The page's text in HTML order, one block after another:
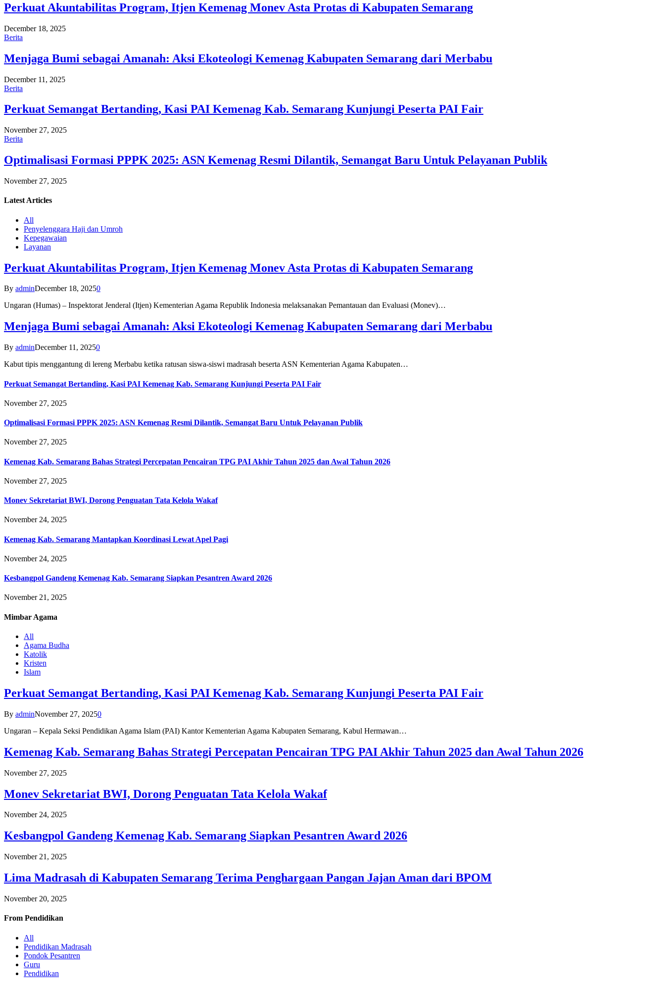
Perkuat Akuntabilitas Program, Itjen Kemenag Monev Asta Protas di Kabupaten Semarang
December 18, 2025
Berita
Menjaga Bumi sebagai Amanah: Aksi Ekoteologi Kemenag Kabupaten Semarang dari Merbabu
December 11, 2025
Berita
Perkuat Semangat Bertanding, Kasi PAI Kemenag Kab. Semarang Kunjungi Peserta PAI Fair
November 27, 2025
Berita
Optimalisasi Formasi PPPK 2025: ASN Kemenag Resmi Dilantik, Semangat Baru Untuk Pelayanan Publik
November 27, 2025
Latest Articles
All
Penyelenggara Haji dan Umroh
Kepegawaian
Layanan
Perkuat Akuntabilitas Program, Itjen Kemenag Monev Asta Protas di Kabupaten Semarang
By adminDecember 18, 20250
Ungaran (Humas) – Inspektorat Jenderal (Itjen) Kementerian Agama Republik Indonesia melaksanakan Pemantauan dan Evaluasi (Monev)…
Menjaga Bumi sebagai Amanah: Aksi Ekoteologi Kemenag Kabupaten Semarang dari Merbabu
By adminDecember 11, 20250
Kabut tipis menggantung di lereng Merbabu ketika ratusan siswa-siswi madrasah beserta ASN Kementerian Agama Kabupaten…
Perkuat Semangat Bertanding, Kasi PAI Kemenag Kab. Semarang Kunjungi Peserta PAI Fair
November 27, 2025
Optimalisasi Formasi PPPK 2025: ASN Kemenag Resmi Dilantik, Semangat Baru Untuk Pelayanan Publik
November 27, 2025
Kemenag Kab. Semarang Bahas Strategi Percepatan Pencairan TPG PAI Akhir Tahun 2025 dan Awal Tahun 2026
November 27, 2025
Monev Sekretariat BWI, Dorong Penguatan Tata Kelola Wakaf
November 24, 2025
Kemenag Kab. Semarang Mantapkan Koordinasi Lewat Apel Pagi
November 24, 2025
Kesbangpol Gandeng Kemenag Kab. Semarang Siapkan Pesantren Award 2026
November 21, 2025
Mimbar Agama
All
Agama Budha
Katolik
Kristen
Islam
Perkuat Semangat Bertanding, Kasi PAI Kemenag Kab. Semarang Kunjungi Peserta PAI Fair
By adminNovember 27, 20250
Ungaran – Kepala Seksi Pendidikan Agama Islam (PAI) Kantor Kementerian Agama Kabupaten Semarang, Kabul Hermawan…
Kemenag Kab. Semarang Bahas Strategi Percepatan Pencairan TPG PAI Akhir Tahun 2025 dan Awal Tahun 2026
November 27, 2025
Monev Sekretariat BWI, Dorong Penguatan Tata Kelola Wakaf
November 24, 2025
Kesbangpol Gandeng Kemenag Kab. Semarang Siapkan Pesantren Award 2026
November 21, 2025
Lima Madrasah di Kabupaten Semarang Terima Penghargaan Pangan Jajan Aman dari BPOM
November 20, 2025
From Pendidikan
All
Pendidikan Madrasah
Pondok Pesantren
Guru
Pendidikan